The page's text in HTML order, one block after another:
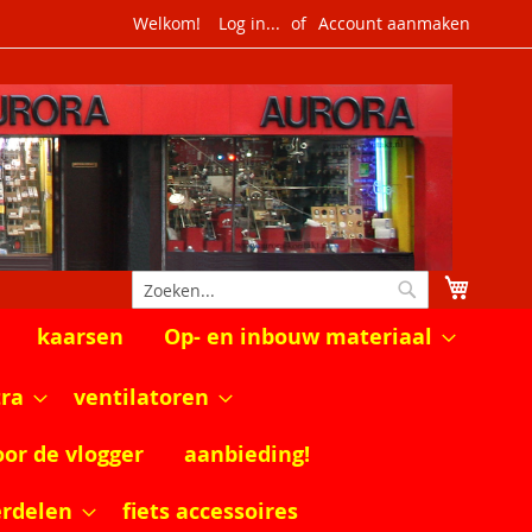
Welkom! Log in... Account aanmaken
Zoek
kaarsen Op- en inbouw materiaal
ventilatoren
de vlogger
aanbieding!
fiets accessoires